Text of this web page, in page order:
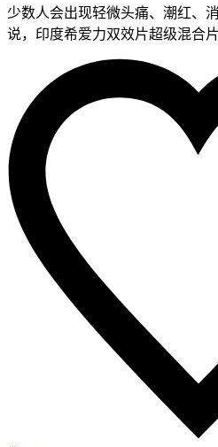
少数人会出现轻微头痛、潮红、
说，印度希爱力双效片超级混合